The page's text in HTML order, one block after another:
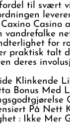
til svært
Casino
vandrefalke
for
praktisk talt
deres
Klinkende
Bonus Med
På Nett
: Ikke Mer